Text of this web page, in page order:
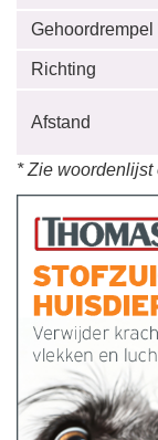
Gehoordrempel
Richting
Afstand
* Zie woordenlijst